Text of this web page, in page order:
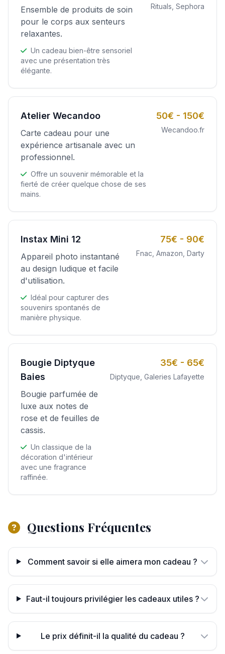
Ensemble de produits de soin
pour le corps aux senteurs
relaxantes.
Un cadeau bien-être sensoriel
avec une présentation très
élégante.
Rituals, Sephora
Atelier Wecandoo
Carte cadeau pour une
expérience artisanale avec un
professionnel.
Offre un souvenir mémorable et la
fierté de créer quelque chose de ses
mains.
50€ - 150€
Wecandoo.fr
Instax Mini 12
Appareil photo instantané
au design ludique et facile
d'utilisation.
Idéal pour capturer des
souvenirs spontanés de
manière physique.
75€ - 90€
Fnac, Amazon, Darty
Bougie Diptyque
Baies
Bougie parfumée de
luxe aux notes de
rose et de feuilles de
cassis.
Un classique de la
décoration d'intérieur
avec une fragrance
raffinée.
35€ - 65€
Diptyque, Galeries Lafayette
Questions Fréquentes
Comment savoir si elle aimera mon cadeau ?
Faut-il toujours privilégier les cadeaux utiles ?
Le prix définit-il la qualité du cadeau ?